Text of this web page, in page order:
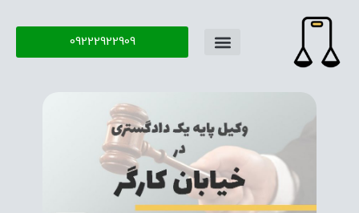
09222922909